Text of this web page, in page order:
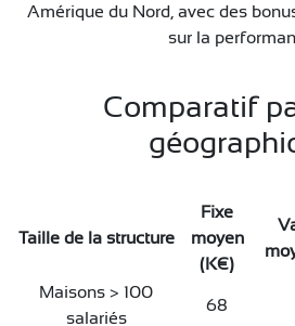
Amérique du Nord, avec des
sur la
Comparatif
Taille de la structure
Fixe
moyen
(K€)
Maisons > 100
salariés
68